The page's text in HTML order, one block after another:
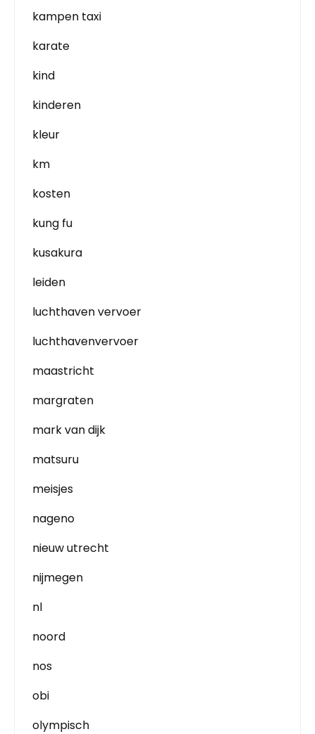
kampen taxi
karate
kind
kinderen
kleur
km
kosten
kung fu
kusakura
leiden
luchthaven vervoer
luchthavenvervoer
maastricht
margraten
mark van dijk
matsuru
meisjes
nageno
nieuw utrecht
nijmegen
nl
noord
nos
obi
olympisch